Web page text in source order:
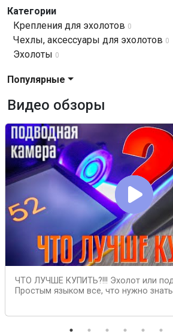
Категории
Крепления для эхолотов 0
Чехлы, аксессуары для эхолотов 0
Эхолоты 0
Популярные
Видео обзоры
ЧТО ЛУЧШЕ КУПИТЬ?!!! Эхолот или
Простым языком все, что нужно